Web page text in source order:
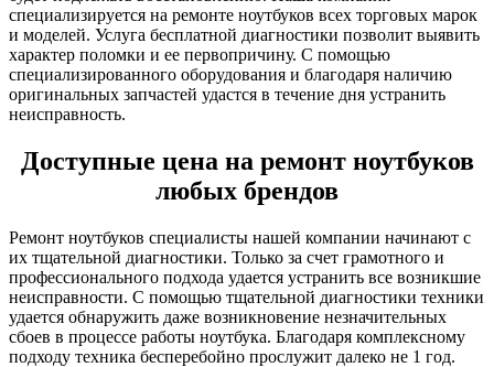
специализируется на ремонте ноутбуков всех торговых марок
и моделей. Услуга бесплатной диагностики позволит выявить
характер поломки и ее первопричину. С помощью
специализированного оборудования и благодаря наличию
оригинальных запчастей удастся в течение дня устранить
неисправность.
Доступные цена на ремонт ноутбуков
любых брендов
Ремонт ноутбуков специалисты нашей компании начинают с
их тщательной диагностики. Только за счет грамотного и
профессионального подхода удается устранить все возникшие
неисправности. С помощью тщательной диагностики техники
удается обнаружить даже возникновение незначительных
сбоев в процессе работы ноутбука. Благодаря комплексному
подходу техника бесперебойно прослужит далеко не 1 год.